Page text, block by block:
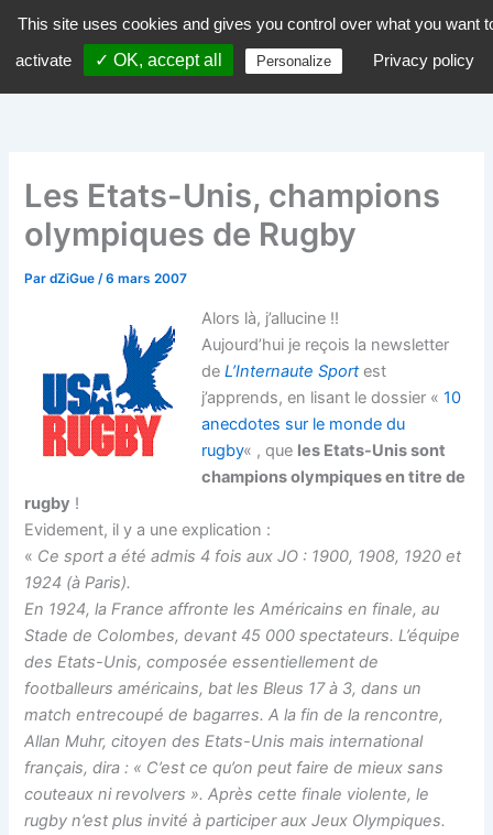
contenu
dZiGue
Les Etats-Unis, champions
olympiques de Rugby
PardZiGue/6 mars 2007
Alors là, j’allucine !!
Aujourd’hui je reçois la newsletter
deL’Internaute Sportest
j’apprends, en lisant le dossier «10
anecdotes sur le monde du
rugby« , que les Etats-Unis sont
champions olympiques en titre de
rugby !
Evidement, il y a une explication :
« Ce sport a été admis 4 fois aux JO : 1900, 1908, 1920 et
1924 (à Paris).
En 1924, la France affronte les Américains en finale, au
Stade de Colombes, devant 45 000 spectateurs. L’équipe
des Etats-Unis, composée essentiellement de
footballeurs américains, bat les Bleus 17 à 3, dans un
match entrecoupé de bagarres. A la fin de la rencontre,
Allan Muhr, citoyen des Etats-Unis mais international
français, dira : « C’est ce qu’on peut faire de mieux sans
couteaux ni revolvers ». Après cette finale violente, le
rugby n’est plus invité à participer aux Jeux Olympiques.
This site uses cookies and gives you control over what you want
activate
✓ OK, accept all Personalize Privacy policy